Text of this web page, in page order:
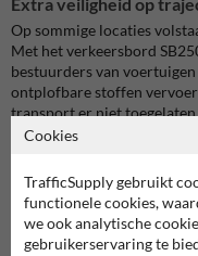
Op sommige locaties
Met het verkeersbord
bestuurders van
ontplofbare stoffen
transport er niet toegelaten
omgeving, infrastructuur
Specifieke signalisatie
Dit verbodsbord komt
absoluut vooropstaat.
installaties,
Cookies
TrafficSupply gebruikt
functionele cookies,
we ook analytische
gebruikerservaring te